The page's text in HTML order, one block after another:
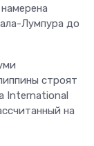
Лумпура до
строят
International
на